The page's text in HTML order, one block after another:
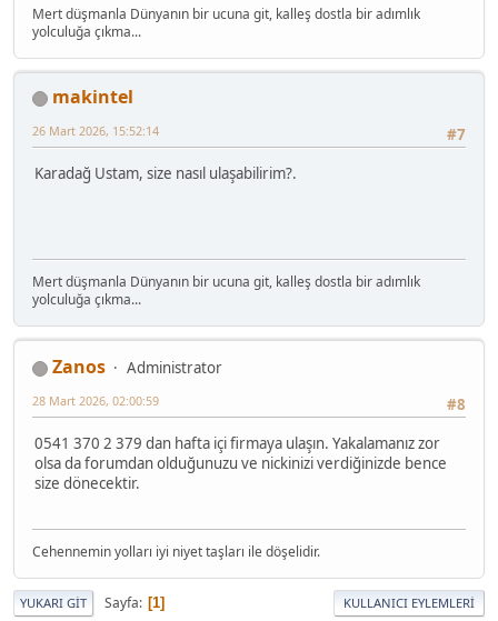
Mert düşmanla Dünyanın bir ucuna git, kalleş dostla bir adımlık
yolculuğa çıkma...
makintel
#7
26 Mart 2026, 15:52:14
Karadağ Ustam, size nasıl ulaşabilirim?.
Mert düşmanla Dünyanın bir ucuna git, kalleş dostla bir adımlık
yolculuğa çıkma...
Zanos
Administrator
#8
28 Mart 2026, 02:00:59
0541 370 2 379 dan hafta içi firmaya ulaşın. Yakalamanız zor
olsa da forumdan olduğunuzu ve nickinizi verdiğinizde bence
size dönecektir.
Cehennemin yolları iyi niyet taşları ile döşelidir.
YUKARI GIT Sayfa 1 KULLANICI EYLEMLERI